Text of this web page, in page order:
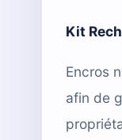
Kit
Encros
afin de